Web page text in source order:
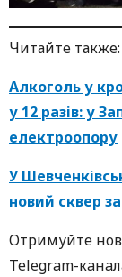
Читайте также:
Алкоголь у
у 12 разів: у
електроопору
У
новий сквер
Oтримуйте
Telegram-